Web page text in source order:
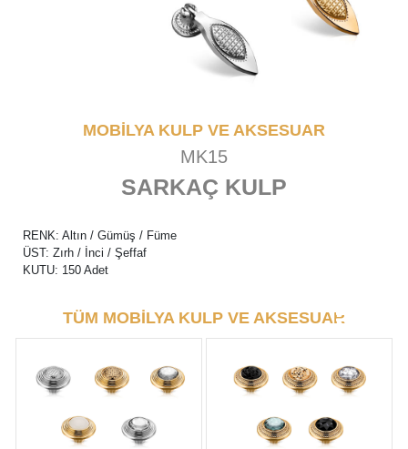
MOBİLYA KULP VE AKSESUAR
MK15
SARKAÇ KULP
RENK: Altın / Gümüş / Füme
ÜST: Zırh / İnci / Şeffaf
KUTU: 150 Adet
TÜM MOBİLYA KULP VE AKSESUAR